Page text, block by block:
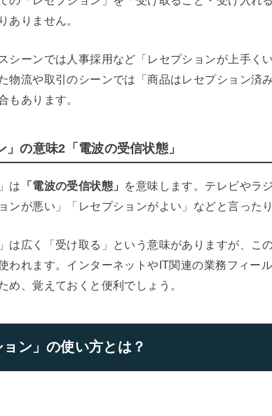
ありません。
シーンでは人事採用など「レセプションが上手く
物流や取引のシーンでは「商品はレセプション済
もあります。
」の意味2「電波の受信状態」
は 「電波の受信状態」 を意味します。テレビやラ
ンが悪い」「レセプションがよい」などと言ったり
は広く「受け取る」という意味がありますが、こ
われます。インターネットやIT関連の業務フィー
め、覚えておくと便利でしょう。
ョン」の使い方とは？